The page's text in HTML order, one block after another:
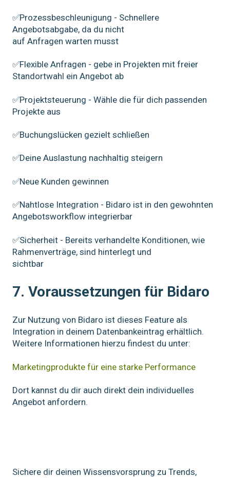
✅Prozessbeschleunigung - Schnellere
Angebotsabgabe, da du nicht
auf Anfragen warten musst
✅Flexible Anfragen - gebe in Projekten mit freier
Standortwahl ein Angebot ab
✅Projektsteuerung - Wähle die für dich passenden
Projekte aus
✅Buchungslücken gezielt schließen
✅Deine Auslastung nachhaltig steigern
✅Neue Kunden gewinnen
✅Nahtlose Integration - Bidaro ist in den gewohnten
Angebotsworkflow integrierbar
✅Sicherheit - Bereits verhandelte Konditionen, wie
Rahmenverträge, sind hinterlegt und
sichtbar
7. Voraussetzungen für Bidaro
Zur Nutzung von Bidaro ist dieses Feature als
Integration in deinem Datenbankeintrag erhältlich.
Weitere Informationen hierzu findest du unter:
Marketingprodukte für eine starke Performance
Dort kannst du dir auch direkt dein individuelles
Angebot anfordern.
Sichere dir deinen Wissensvorsprung zu Trends,